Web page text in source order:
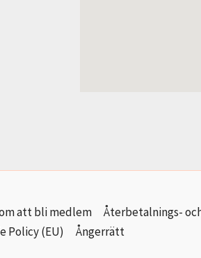
att bli medlem Återbetalnings-
Policy (EU)
Ångerrätt